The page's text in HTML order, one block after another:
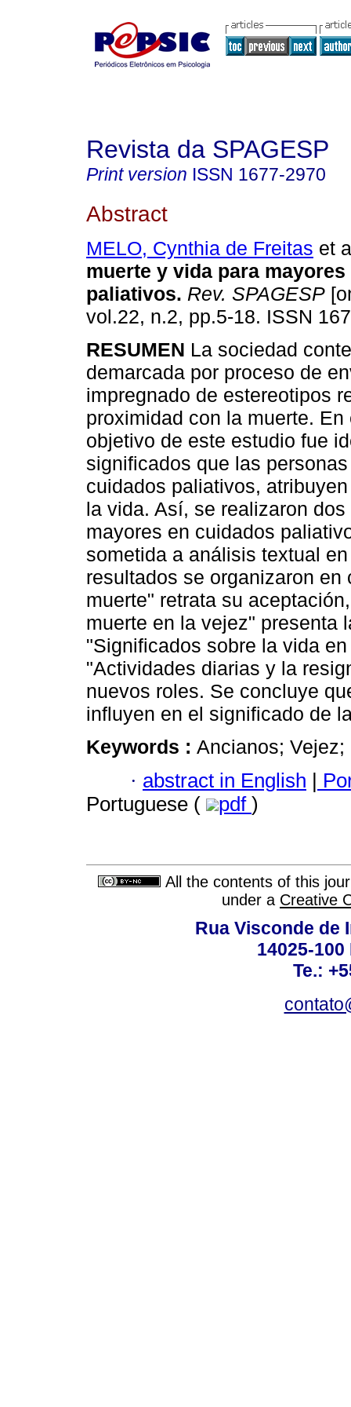
Revista da SPAGESP
Print version ISSN 1677-2970
Abstract
MELO, Cynthia de Freitas et
muerte y vida para
paliativos. Rev. SPAGESP
vol.22, n.2, pp.5-18. ISSN
RESUMEN La sociedad
demarcada por proceso de
impregnado de estereotipos
proximidad con la muerte.
objetivo de este estudio fue
significados que las
cuidados paliativos,
la vida. Así, se realizaron
mayores en cuidados
sometida a análisis textual
resultados se organizaron
muerte" retrata su
muerte en la vejez" presenta
"Significados sobre la vida
"Actividades diarias y la
nuevos roles. Se concluye
influyen en el significado de
Keywords : Ancianos;
· abstract in English |
Portuguese (
pdf )
All the contents of this
under a Creative
Rua Visconde de
14025-
Te.: